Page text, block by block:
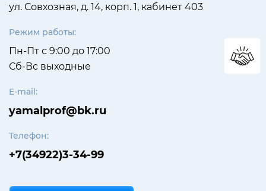
ул. Совхозная, д. 14, корп. 1, кабинет 403
Режим работы:
Пн-Пт с 9:00 до 17:00
Сб-Вс выходные
E-mail:
yamalprof@bk.ru
Телефон:
+7(34922)3-34-99